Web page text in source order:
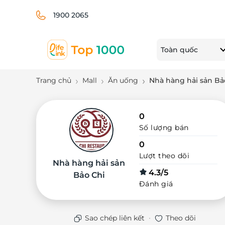
1900 2065
Toàn quốc
Trang chủ Mall Ăn uống Nhà hàng hải sản
Nhà hàng hải sản
Bảo Chi
0
Số lượng bán
0
Lượt theo dõi
4.3/5
Đánh giá
Sao chép liên kết · Theo dõi